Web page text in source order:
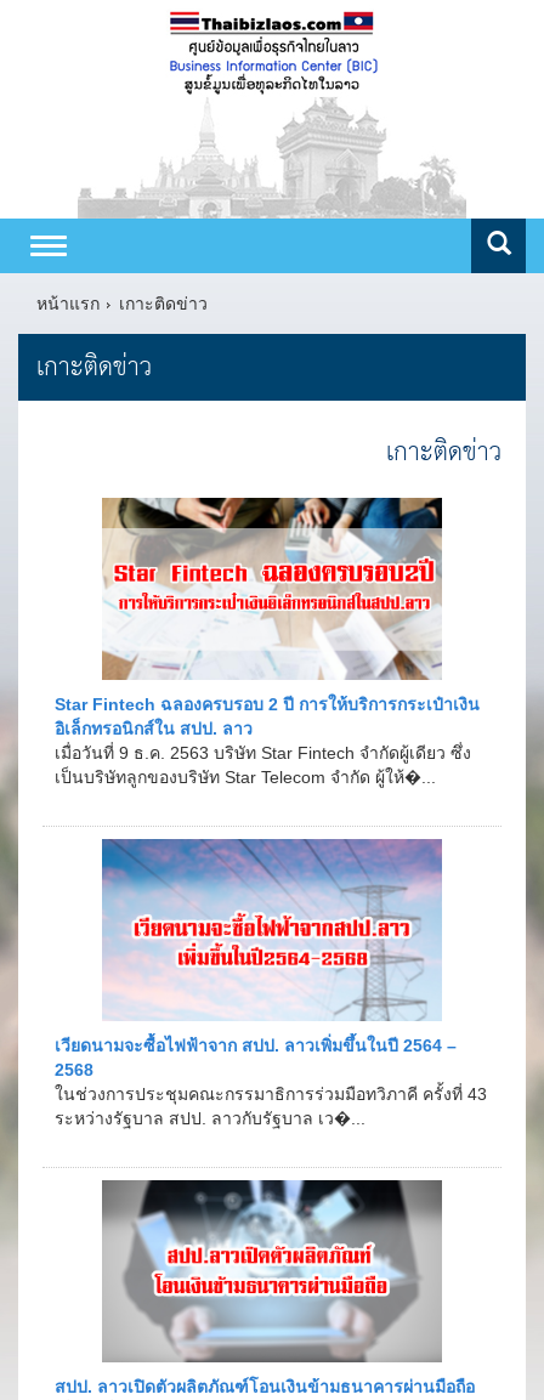
Toggle
navigation
หน้าแรก
เกาะติดข่าว
เกาะติดข่าว
เกาะติดข่าว
Star Fintech ฉลองครบรอบ 2 ปี การให้บริการกระเป๋าเงิน
อิเล็กทรอนิกส์ใน สปป. ลาว
เมื่อวันที่ 9 ธ.ค. 2563 บริษัท Star Fintech จำกัดผู้เดียว ซึ่ง
เป็นบริษัทลูกของบริษัท Star Telecom จำกัด ผู้ให้�...
เวียดนามจะซื้อไฟฟ้าจาก สปป. ลาวเพิ่มขึ้นในปี 2564 –
2568
ในช่วงการประชุมคณะกรรมาธิการร่วมมือทวิภาคี ครั้งที่ 43
ระหว่างรัฐบาล สปป. ลาวกับรัฐบาล เว�...
สปป. ลาวเปิดตัวผลิตภัณฑ์โอนเงินข้ามธนาคารผ่านมือถือ